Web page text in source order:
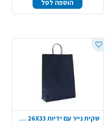
הוספה לסל
שקית נייר עם ידיות 26X33 ס"מ - שחור